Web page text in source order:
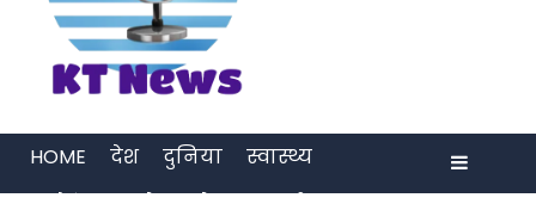
HOME देश दुनिया
स्वास्थ्य